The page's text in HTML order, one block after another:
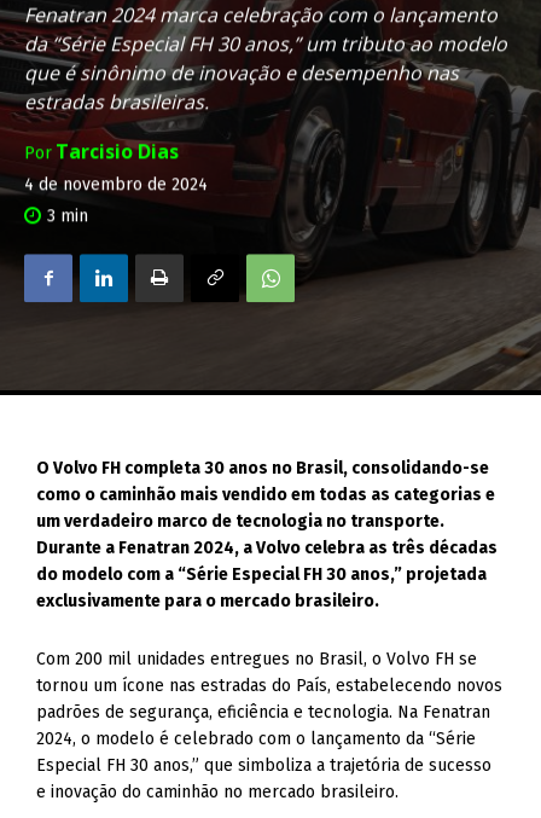
Fenatran 2024 marca celebração com o lançamento
da “Série Especial FH 30 anos,” um tributo ao modelo
que é sinônimo de inovação e desempenho nas
estradas brasileiras.
Por Tarcisio Dias
4 de novembro de 2024
3 min
O Volvo FH completa 30 anos no Brasil, consolidando-se
como o caminhão mais vendido em todas as categorias e
um verdadeiro marco de tecnologia no transporte.
Durante a Fenatran 2024, a Volvo celebra as três décadas
do modelo com a “Série Especial FH 30 anos,” projetada
exclusivamente para o mercado brasileiro.
Com 200 mil unidades entregues no Brasil, o Volvo FH se
tornou um ícone nas estradas do País, estabelecendo novos
padrões de segurança, eficiência e tecnologia. Na Fenatran
2024, o modelo é celebrado com o lançamento da “Série
Especial FH 30 anos,” que simboliza a trajetória de sucesso
e inovação do caminhão no mercado brasileiro.